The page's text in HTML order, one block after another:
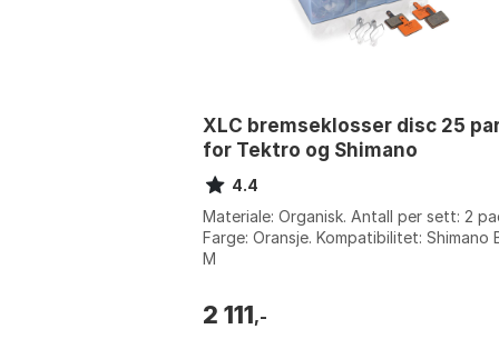
XLC bremseklosser disc 25
for Tektro og Shimano
4.4
Materiale: Organisk. Antall per sett: 2
Farge: Oransje. Kompatibilitet: Shimano
M
2 111,-